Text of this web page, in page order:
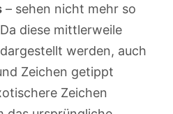
– sehen nicht mehr so
diese mittlerweile
werden, auch
Zeichen getippt
Zeichen